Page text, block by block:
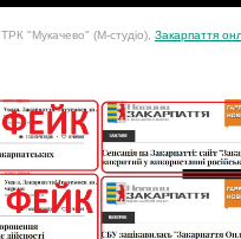
ТРК "Мукачево" (М-студіо), Закарпаття